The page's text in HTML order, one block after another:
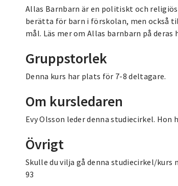
Allas Barnbarn är en politiskt och
berätta för barn i förskolan, men också
mål. Läs mer om Allas barnbarn på deras
Gruppstorlek
Denna kurs har plats för 7-8 deltagare.
Om kursledaren
Evy Olsson leder denna studiecirkel.
Övrigt
Skulle du vilja gå denna studiecirkel/kurs
93